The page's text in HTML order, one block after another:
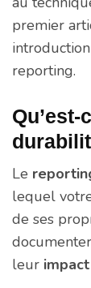
premier
reporting.
Le
lequel
de ses
leur impact